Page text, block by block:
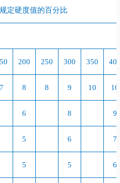
定硬度值的百分比
200 250 300 350
7 8 8 9 10 10
6 8 9
5 6 7
5 5 6